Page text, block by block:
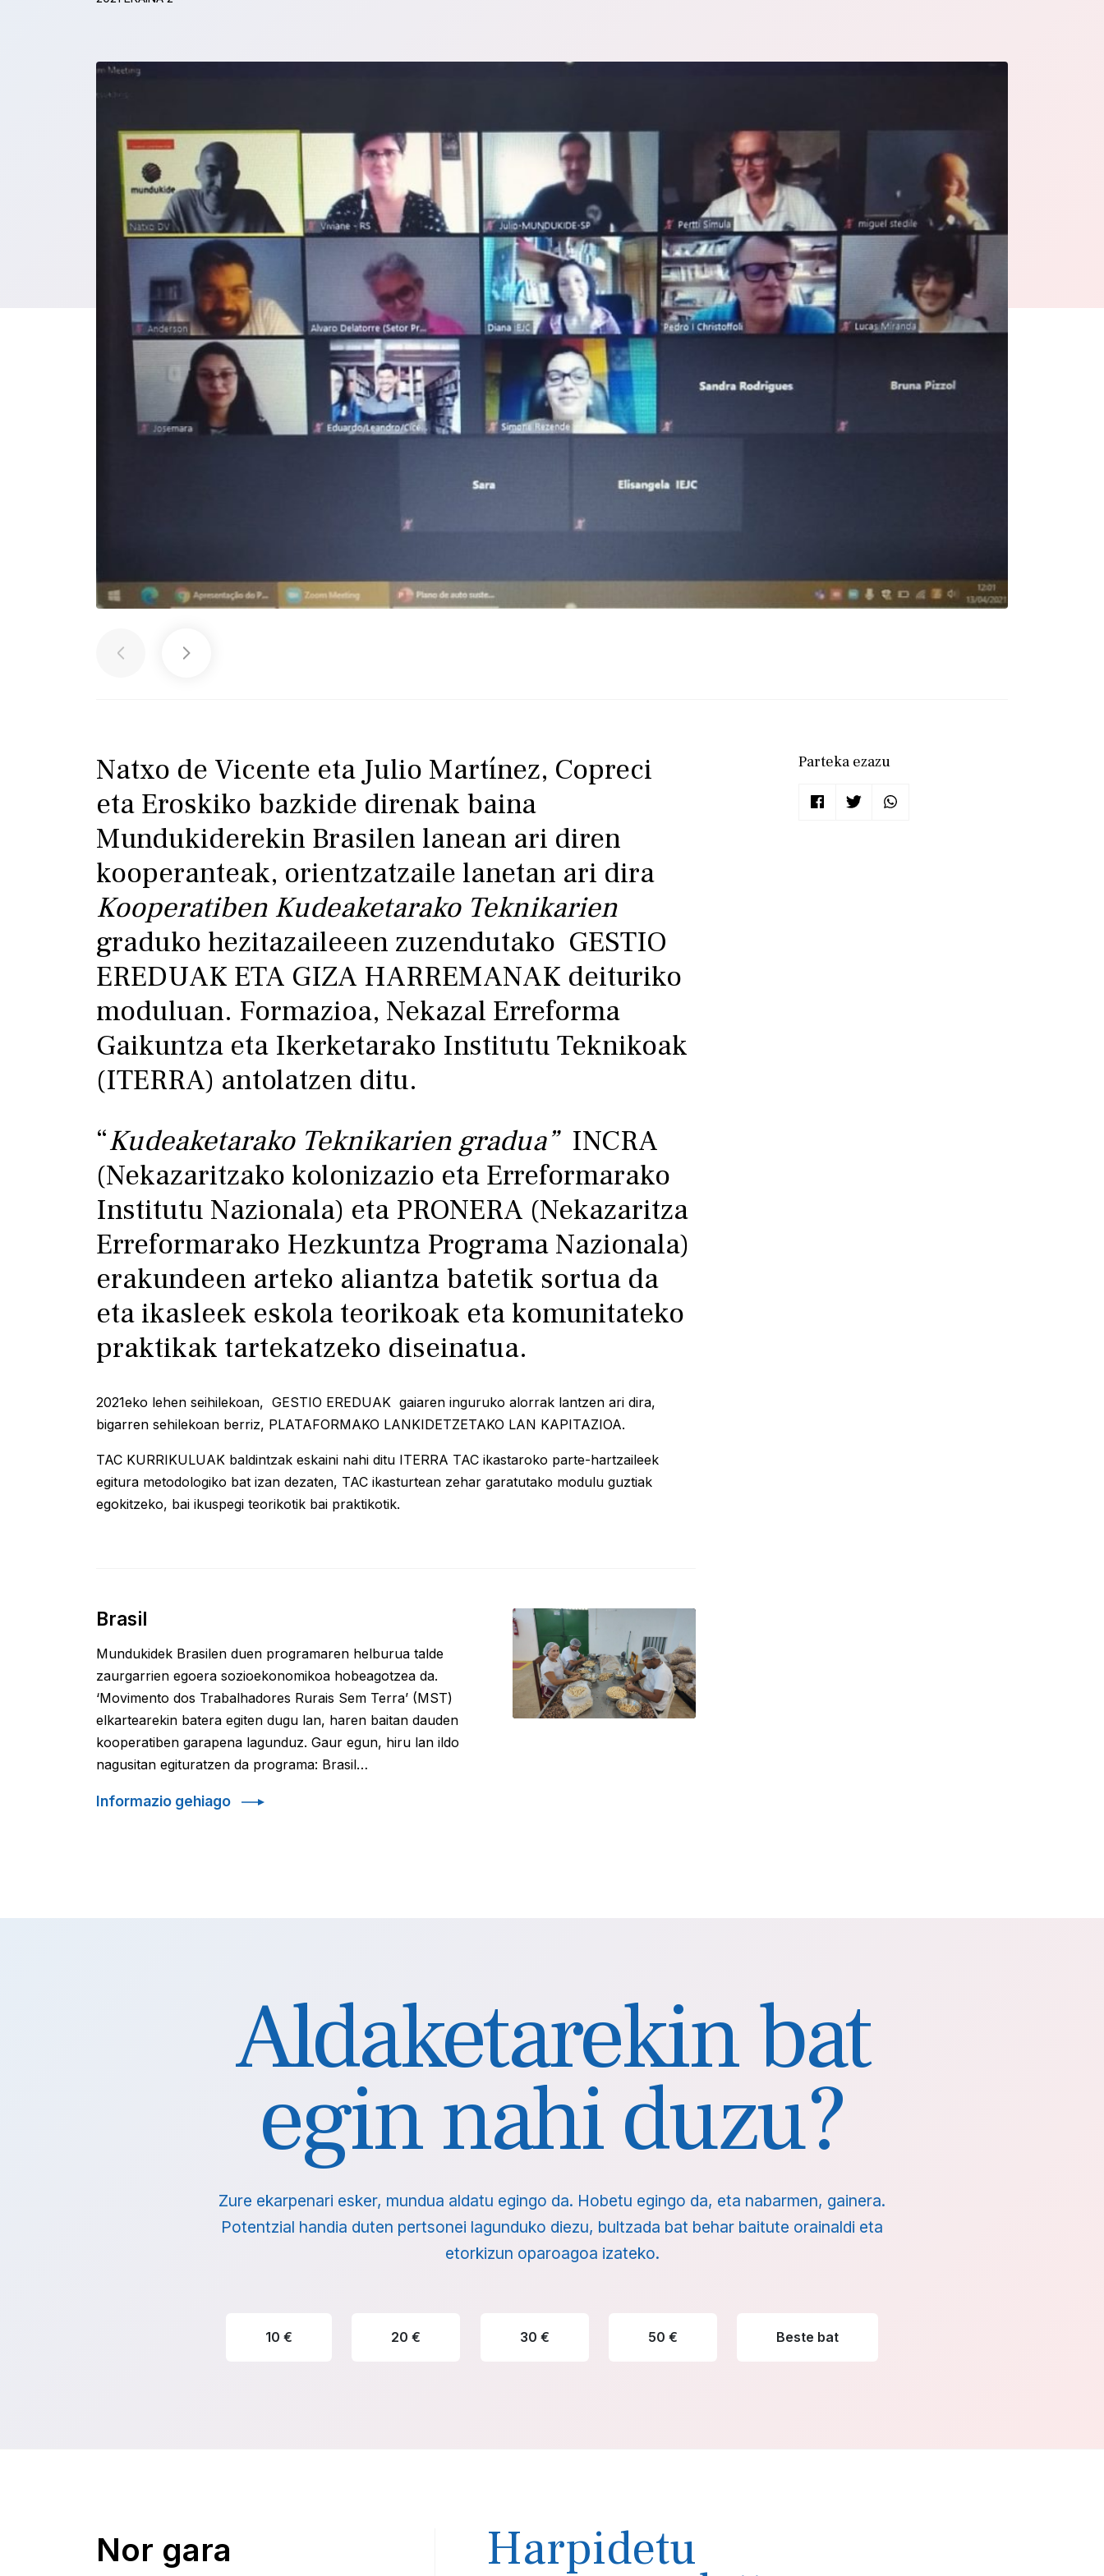
Natxo de Vicente eta Julio Martínez, Copreci
eta Eroskiko bazkide direnak baina
Mundukiderekin Brasilen lanean ari diren
kooperanteak, orientzatzaile lanetan ari dira
Kooperatiben Kudeaketarako Teknikarien
graduko hezitazaileeen zuzendutako GESTIO
EREDUAK ETA GIZA HARREMANAK deituriko
moduluan. Formazioa, Nekazal Erreforma
Gaikuntza eta Ikerketarako Institutu Teknikoak
(ITERRA) antolatzen ditu.
“Kudeaketarako Teknikariengradua”INCRA
(Nekazaritzako kolonizazio eta Erreformarako
Institutu Nazionala) eta PRONERA (Nekazaritza
Erreformarako Hezkuntza Programa Nazionala)
erakundeen arteko aliantza batetik sortua da
eta ikasleek eskola teorikoak eta komunitateko
praktikak tartekatzeko diseinatua.
2021eko lehen seihilekoan, GESTIO EREDUAK gaiaren inguruko alorrak lantzen ari dira,
bigarren sehilekoan berriz, PLATAFORMAKO LANKIDETZETAKO LAN KAPITAZIOA.
TAC KURRIKULUAK baldintzak eskaini nahi ditu ITERRA TAC ikastaroko parte-hartzaileek
egitura metodologiko bat izan dezaten, TAC ikasturtean zehar garatutako modulu guztiak
egokitzeko, bai ikuspegi teorikotik bai praktikotik.
Brasil
Mundukidek Brasilen duen programaren helburua talde
zaurgarrien egoera sozioekonomikoa hobeagotzea da.
‘Movimento dos Trabalhadores Rurais Sem Terra’ (MST)
elkartearekin batera egiten dugu lan, haren baitan dauden
kooperatiben garapena lagunduz. Gaur egun, hiru lan ildo
nagusitan egituratzen da programa: Brasil…
Informazio gehiago
Parteka ezazu
Aldaketarekin bat
egin nahi duzu?
Zure ekarpenari esker, mundua aldatu egingo da. Hobetu egingo da, eta nabarmen, gainera.
Potentzial handia duten pertsonei lagunduko diezu, bultzada bat behar baitute orainaldi eta
etorkizun oparoagoa izateko.
10 € 20 € 30 € 50 € Beste bat
Nor gara Harpidetu